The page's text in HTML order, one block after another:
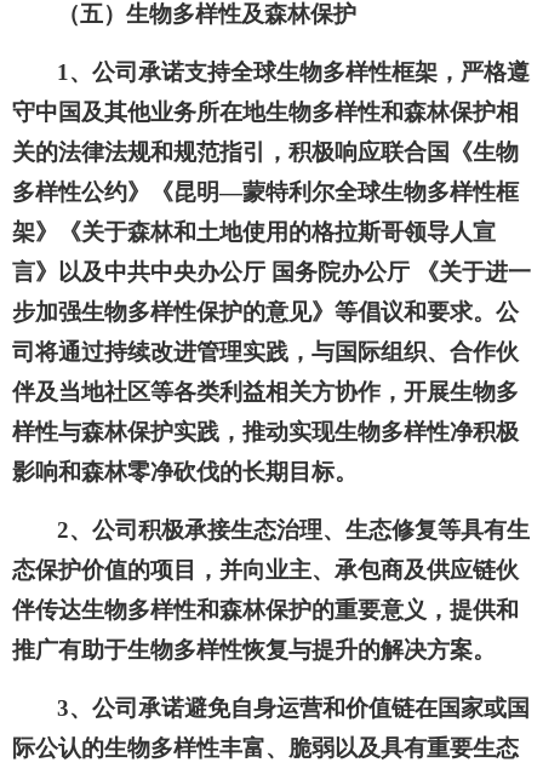
（五）生物多样性及森林保护
1、公司承诺支持全球生物多样性框架，严格遵
守中国及其他业务所在地生物多样性和森林保护相
关的法律法规和规范指引，积极响应联合国《生物
多样性公约》《昆明—蒙特利尔全球生物多样性框
架》《关于森林和土地使用的格拉斯哥领导人宣
言》以及中共中央办公厅 国务院办公厅
《关于进一
步加强生物多样性保护的意见》 等倡议和要求。公
司将通过持续改进管理实践，与国际组织、合作伙
伴及当地社区等各类利益相关方协作，开展生物多
样性与森林保护实践，推动实现生物多样性净积极
影响和森林零净砍伐的长期目标。
2、公司积极承接生态治理、生态修复等具有生
态保护价值的项目，并向业主、承包商及供应链伙
伴传达生物多样性和森林保护的重要意义，提供和
推广有助于生物多样性恢复与提升的解决方案。
3、公司承诺避免自身运营和价值链在国家或国
际公认的生物多样性丰富、脆弱以及具有重要生态